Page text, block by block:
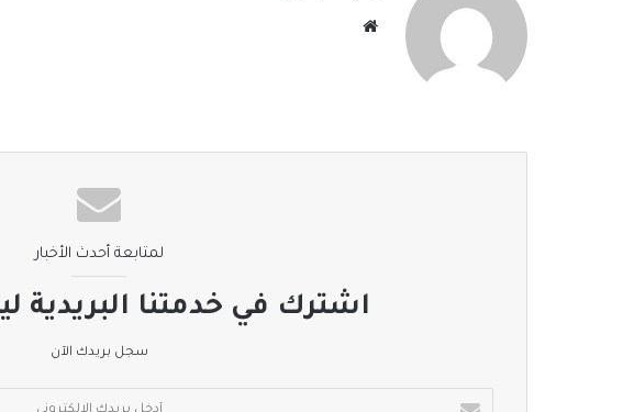
لمتابعة أحدث الأخبار
اشترك في خدمتنا البريدية
سجل بريدك الآن